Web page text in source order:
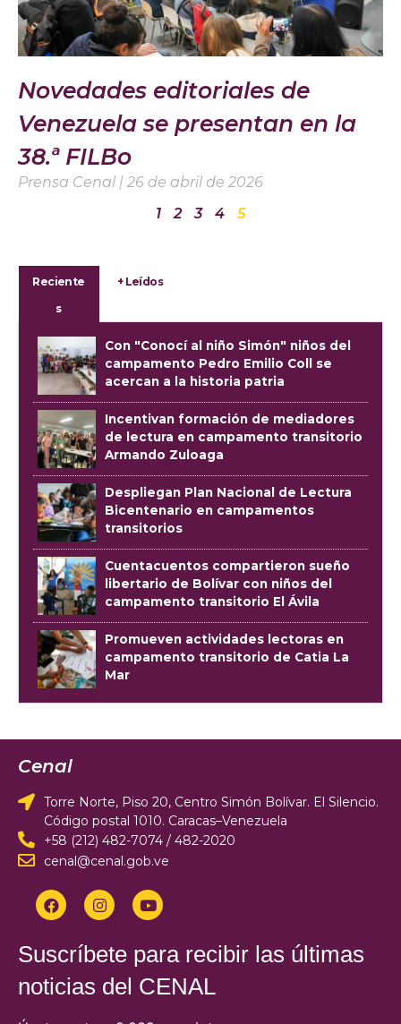
Novedades editoriales de
Venezuela se presentan en la
38.ª FILBo
Prensa Cenal
26 de abril de 2026
1
2 3 4 5
Reciente
s
+ Leídos
Con "Conocí al niño Simón" niños del
campamento Pedro Emilio Coll se
acercan a la historia patria
Incentivan formación de mediadores
de lectura en campamento transitorio
Armando Zuloaga
Despliegan Plan Nacional de Lectura
Bicentenario en campamentos
transitorios
Cuentacuentos compartieron sueño
libertario de Bolívar con niños del
campamento transitorio El Ávila
Promueven actividades lectoras en
campamento transitorio de Catia La
Mar
Cenal
Torre Norte, Piso 20, Centro Simón Bolívar. El Silencio.
Código postal 1010. Caracas–Venezuela
+58 (212) 482-7074 / 482-2020
cenal@cenal.gob.ve
Suscríbete para recibir las últimas
noticias del CENAL